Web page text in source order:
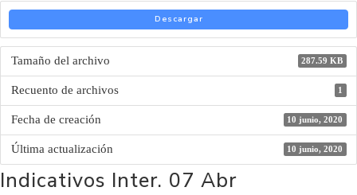
Descargar
Tamaño del archivo 287.59 KB
Recuento de archivos 1
Fecha de creación 10 junio, 2020
Última actualización 10 junio, 2020
Indicativos Inter. 07 Abr